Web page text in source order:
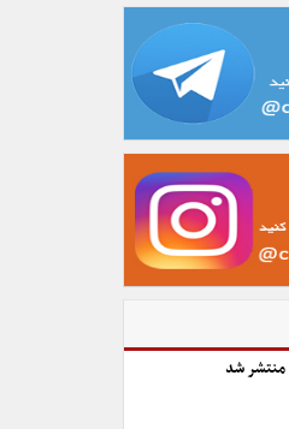
منتشر شد